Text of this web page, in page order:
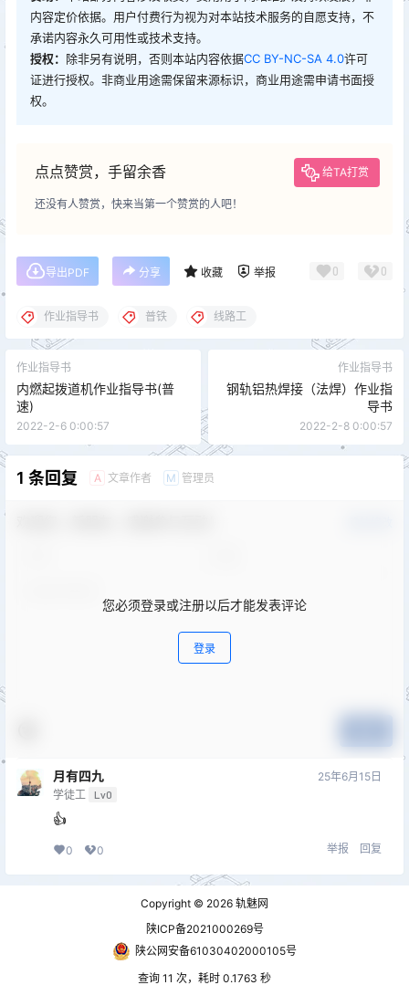
内容定价依据。用户付费行为视为对本站技术服务的自愿支持，不
承诺内容永久可用性或技术支持。
授权： 除非另有说明，否则本站内容依据CC BY-NC-SA 4.0许可
证进行授权。非商业用途需保留来源标识，商业用途需申请书面授
权。
点点赞赏，手留余香 给TA打赏
还没有人赞赏，快来当第一个赞赏的人吧！
导出PDF 分享 收藏 举报 0 0
作业指导书 普铁 线路工
作业指导书
内燃起拨道机作业指导书(普
速)
2022-2-6 0:00:57
作业指导书
钢轨铝热焊接（法焊）作业指
导书
2022-2-8 0:00:57
1 条回复 A 文章作者 M 管理员
您必须登录或注册以后才能发表评论
登录
月有四九
学徒工 Lv0
25年6月15日
👍
0 0 举报 回复
Copyright © 2026 轨魅网
陕ICP备2021000269号
陕公网安备61030402000105号
查询 11 次，耗时 0.1763 秒